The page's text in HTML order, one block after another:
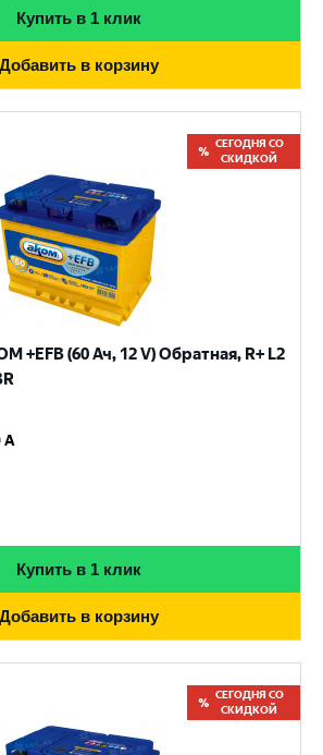
Купить в 1 клик
Добавить в корзину
СЕГОДНЯ СО
СКИДКОЙ
+EFB (60 Ач, 12 V) Обратная, R+ L2
A
Купить в 1 клик
Добавить в корзину
СЕГОДНЯ СО
СКИДКОЙ